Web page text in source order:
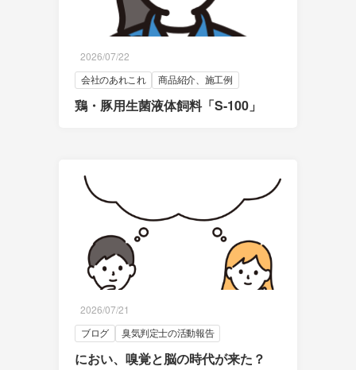
2026/07/22
会社のあれこれ 商品紹介、施工例
鶏・豚用生菌液体飼料「S-100」
2026/07/21
ブログ 臭気判定士の活動報告
におい、嗅覚と脳の時代が来た？